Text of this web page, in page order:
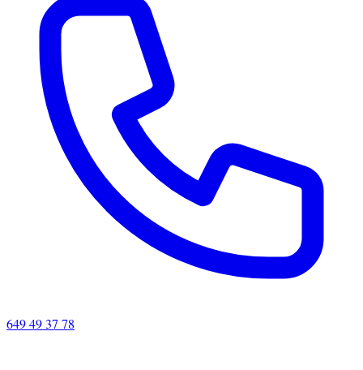
649 49 37 78